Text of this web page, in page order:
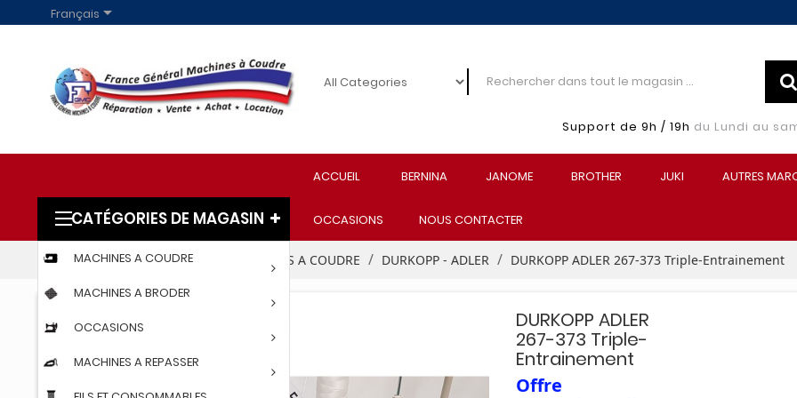
Français
Support de 9h / 19h du Lundi au
ACCUEIL BERNINA JANOME BROTHER JUKI AUTRES
OCCASIONS NOUS CONTACTER
CATÉGORIES DE MAGASIN
MACHINES A COUDRE
MACHINES A BRODER
OCCASIONS
MACHINES A REPASSER
Accueil PROFESSIONNELS MACHINES A COUDRE DURKOPP - ADLER DURKOPP ADLER 267-373 Triple-Entrainement
DURKOPP ADLER
267-373 Triple-
Entrainement
Offre